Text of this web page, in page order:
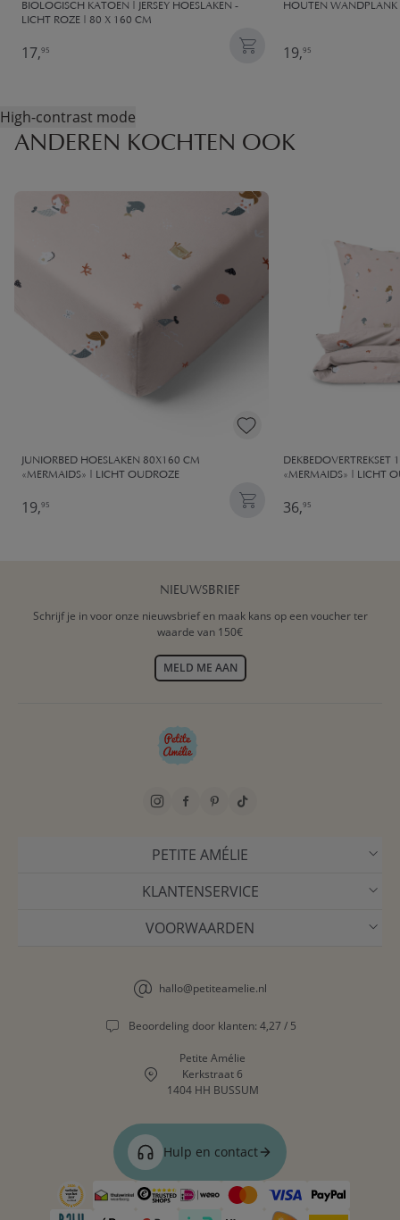
BIOLOGISCH KATOEN | JERSEY HOESLAKEN -
LICHT ROZE | 80 X 160 CM
17,95
HOUTEN WANDPLANK
19,95
High-contrast mode
ANDEREN KOCHTEN OOK
JUNIORBED HOESLAKEN 80X160 CM
«MERMAIDS» | LICHT OUDROZE
19,95
«MERMAIDS» | LICHT
36,95
NIEUWSBRIEF
Schrijf je in voor onze nieuwsbrief en maak kans op een voucher ter
waarde van 150€
MELD ME AAN
PETITE AMÉLIE
KLANTENSERVICE
VOORWAARDEN
hallo@petiteamelie.nl
Beoordeling door klanten: 4,27 / 5
Petite Amélie
Kerkstraat 6
1404 HH BUSSUM
Hulp en contact